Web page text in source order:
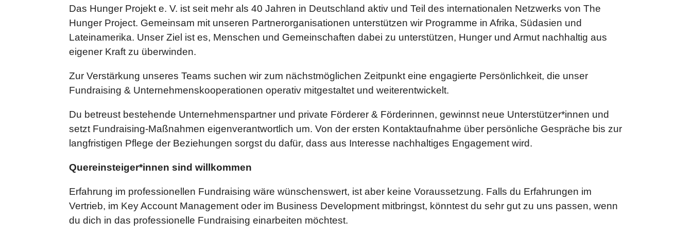
Das Hunger Projekt e. V. ist seit mehr als 40 Jahren in Deutschland aktiv und Teil des internationalen Netzwerks von The
Hunger Project. Gemeinsam mit unseren Partnerorganisationen unterstützen wir Programme in Afrika, Südasien und
Lateinamerika. Unser Ziel ist es, Menschen und Gemeinschaften dabei zu unterstützen, Hunger und Armut nachhaltig aus
eigener Kraft zu überwinden.
Zur Verstärkung unseres Teams suchen wir zum nächstmöglichen Zeitpunkt eine engagierte Persönlichkeit, die unser
Fundraising & Unternehmenskooperationen operativ mitgestaltet und weiterentwickelt.
Du betreust bestehende Unternehmenspartner und private Förderer & Förderinnen, gewinnst neue Unterstützer*innen und
setzt Fundraising-Maßnahmen eigenverantwortlich um. Von der ersten Kontaktaufnahme über persönliche Gespräche bis zur
langfristigen Pflege der Beziehungen sorgst du dafür, dass aus Interesse nachhaltiges Engagement wird.
Quereinsteiger*innen sind willkommen
Erfahrung im professionellen Fundraising wäre wünschenswert, ist aber keine Voraussetzung. Falls du Erfahrungen im
Vertrieb, im Key Account Management oder im Business Development mitbringst, könntest du sehr gut zu uns passen, wenn
du dich in das professionelle Fundraising einarbeiten möchtest.